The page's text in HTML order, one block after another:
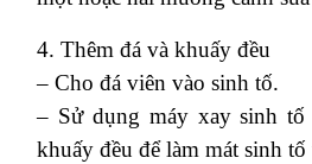
4. Thêm đá và khuấy đều
– Cho đá viên vào sinh tố.
– Sử dụng máy xay sinh tố
khuấy đều để làm mát sinh tố